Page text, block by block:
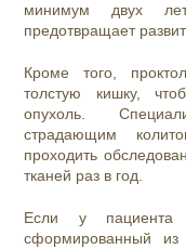
минимум двух
предотвращает
Кроме того,
толстую кишку,
опухоль.
страдающим
проходить
тканей раз в год.
Если у
сформированный